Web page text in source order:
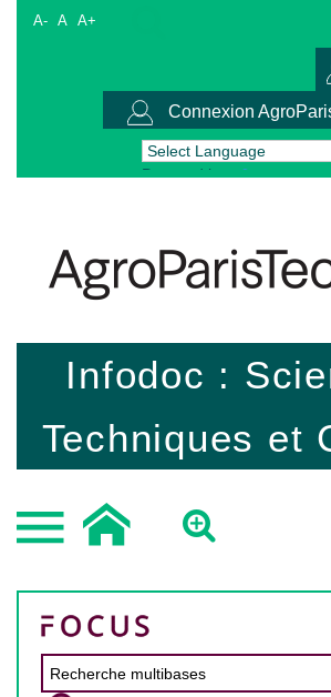
A- A A+
Connexion
Powered by
Infodoc :
Techniques et